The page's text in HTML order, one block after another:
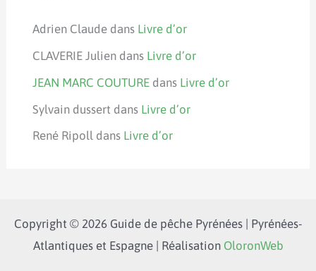
Adrien Claude dans Livre d’or
CLAVERIE Julien dans Livre d’or
JEAN MARC COUTURE dans Livre d’or
Sylvain dussert dans Livre d’or
René Ripoll dans Livre d’or
Copyright © 2026 Guide de pêche Pyrénées | Pyrénées-
Atlantiques et Espagne | Réalisation OloronWeb